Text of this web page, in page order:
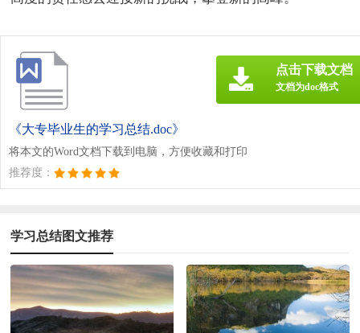
《大专毕业生的学习总结.doc》
将本文的Word文档下载到电脑，方便收藏和打印
推荐度：
点击下载文档
文档为doc格式
学习总结图文推荐